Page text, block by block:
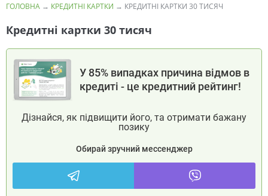
ГОЛОВНА → КРЕДИТНІ КАРТКИ → КРЕДИТНІ КАРТКИ 30 ТИСЯЧ
Кредитні картки 30 тисяч
У 85% випадках причина відмов в
кредиті - це кредитний рейтинг!
Дізнайся, як підвищити його, та отримати бажану
позику
Обирай зручний мессенджер